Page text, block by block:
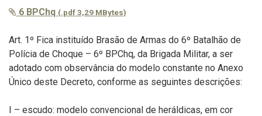
6 BPChq (.pdf 3,29 MBytes)
Art. 1º Fica instituído Brasão de Armas do 6º Batalhão de
Polícia de Choque – 6º BPChq, da Brigada Militar, a ser
adotado com observância do modelo constante no Anexo
Único deste Decreto, conforme as seguintes descrições:
I – escudo: modelo convencional de heráldicas, em cor